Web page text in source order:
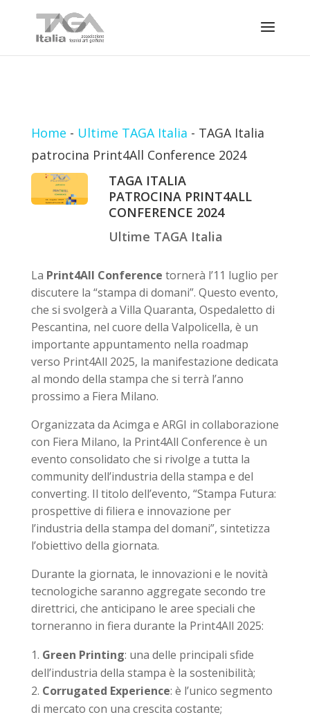
Home - Ultime TAGA Italia - TAGA Italia
patrocina Print4All Conference 2024
TAGA ITALIA
PATROCINA PRINT4ALL
CONFERENCE 2024
Ultime TAGA Italia
La Print4All Conference tornerà l’11 luglio per
discutere la “stampa di domani”. Questo evento,
che si svolgerà a Villa Quaranta, Ospedaletto di
Pescantina, nel cuore della Valpolicella, è un
importante appuntamento nella roadmap
verso Print4All 2025, la manifestazione dedicata
al mondo della stampa che si terrà l’anno
prossimo a Fiera Milano.
Organizzata da Acimga e ARGI in collaborazione
con Fiera Milano, la Print4All Conference è un
evento consolidato che si rivolge a tutta la
community dell’industria della stampa e del
converting. Il titolo dell’evento, “Stampa Futura:
prospettive di filiera e innovazione per
l’industria della stampa del domani”, sintetizza
l’obiettivo della giornata.
Durante la giornata, le innovazioni e le novità
tecnologiche saranno aggregate secondo tre
direttrici, che anticipano le aree speciali che
torneranno in fiera durante la Print4All 2025:
Green Printing: una delle principali sfide
dell’industria della stampa è la sostenibilità;
Corrugated Experience: è l’unico segmento
di mercato con una crescita costante;